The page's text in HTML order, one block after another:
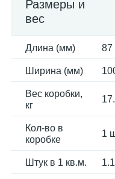
Размеры и
вес
Длина (мм) 87
Ширина (мм)
Вес коробки,
кг
Кол-во в
коробке
1
Штук в 1 кв.м.